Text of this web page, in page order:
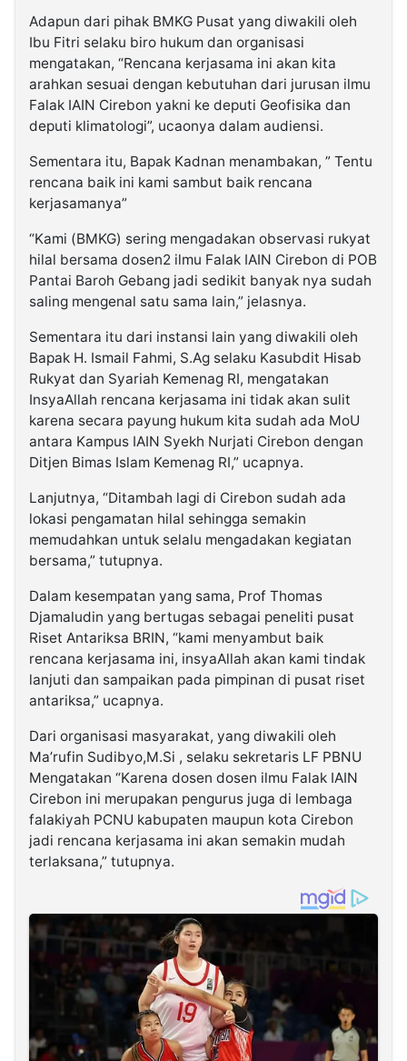
Adapun dari pihak BMKG Pusat yang diwakili oleh
Ibu Fitri selaku biro hukum dan organisasi
mengatakan, “Rencana kerjasama ini akan kita
arahkan sesuai dengan kebutuhan dari jurusan ilmu
Falak IAIN Cirebon yakni ke deputi Geofisika dan
deputi klimatologi”, ucaonya dalam audiensi.
Sementara itu, Bapak Kadnan menambakan, ” Tentu
rencana baik ini kami sambut baik rencana
kerjasamanya”
“Kami (BMKG) sering mengadakan observasi rukyat
hilal bersama dosen2 ilmu Falak IAIN Cirebon di POB
Pantai Baroh Gebang jadi sedikit banyak nya sudah
saling mengenal satu sama lain,” jelasnya.
Sementara itu dari instansi lain yang diwakili oleh
Bapak H. Ismail Fahmi, S.Ag selaku Kasubdit Hisab
Rukyat dan Syariah Kemenag RI, mengatakan
InsyaAllah rencana kerjasama ini tidak akan sulit
karena secara payung hukum kita sudah ada MoU
antara Kampus IAIN Syekh Nurjati Cirebon dengan
Ditjen Bimas Islam Kemenag RI,” ucapnya.
Lanjutnya, “Ditambah lagi di Cirebon sudah ada
lokasi pengamatan hilal sehingga semakin
memudahkan untuk selalu mengadakan kegiatan
bersama,” tutupnya.
Dalam kesempatan yang sama, Prof Thomas
Djamaludin yang bertugas sebagai peneliti pusat
Riset Antariksa BRIN, “kami menyambut baik
rencana kerjasama ini, insyaAllah akan kami tindak
lanjuti dan sampaikan pada pimpinan di pusat riset
antariksa,” ucapnya.
Dari organisasi masyarakat, yang diwakili oleh
Ma’rufin Sudibyo,M.Si , selaku sekretaris LF PBNU
Mengatakan “Karena dosen dosen ilmu Falak IAIN
Cirebon ini merupakan pengurus juga di lembaga
falakiyah PCNU kabupaten maupun kota Cirebon
jadi rencana kerjasama ini akan semakin mudah
terlaksana,” tutupnya.